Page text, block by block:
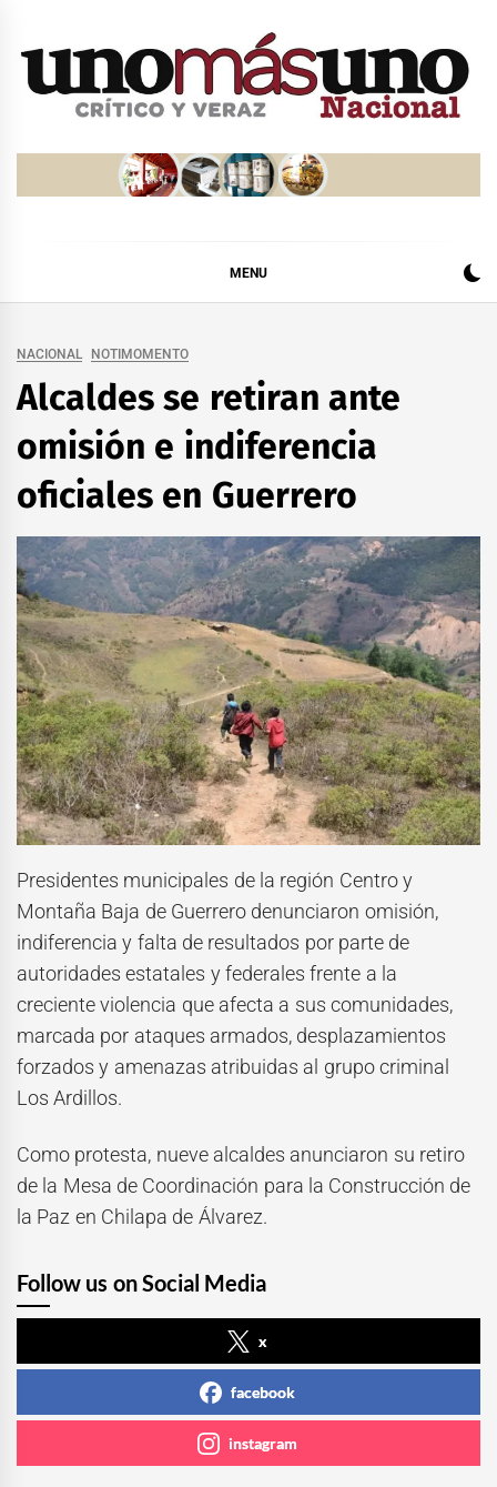
MENU
NACIONAL NOTIMOMENTO
Alcaldes se retiran ante
omisión e indiferencia
oficiales en Guerrero
Presidentes municipales de la región Centro y
Montaña Baja de Guerrero denunciaron omisión,
indiferencia y falta de resultados por parte de
autoridades estatales y federales frente a la
creciente violencia que afecta a sus comunidades,
marcada por ataques armados, desplazamientos
forzados y amenazas atribuidas al grupo criminal
Los Ardillos.
Como protesta, nueve alcaldes anunciaron su retiro
de la Mesa de Coordinación para la Construcción de
la Paz en Chilapa de Álvarez.
Follow us on Social Media
x
facebook
instagram